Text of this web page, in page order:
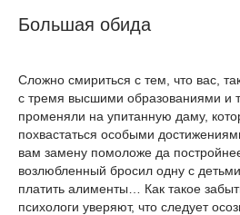
Большая обида
Сложно смириться с тем, что вас,
с тремя высшими образованиями и
променяли на упитанную даму,
похвастаться особыми
вам замену помоложе да
возлюбленный бросил одну с
платить алименты… Как такое
психологи уверяют, что следует